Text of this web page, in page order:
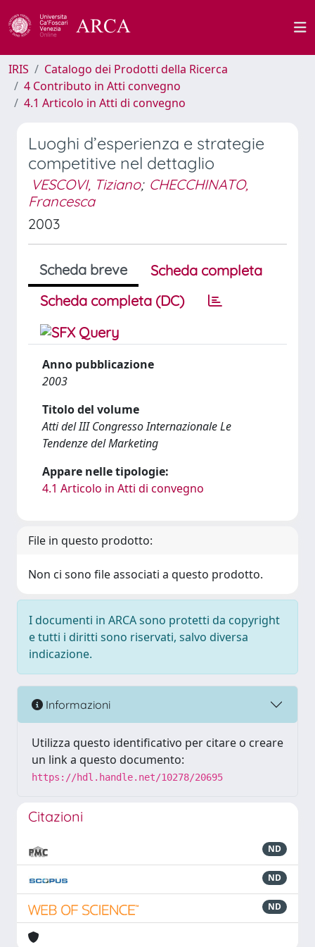
IRIS
Catalogo dei Prodotti della Ricerca
4 Contributo in Atti convegno
4.1 Articolo in Atti di convegno
Luoghi d’esperienza e strategie
competitive nel dettaglio
VESCOVI, Tiziano; CHECCHINATO,
Francesca
2003
Scheda breve
Scheda completa
Scheda completa (DC)
Anno pubblicazione
2003
Titolo del volume
Atti del III Congresso Internazionale Le
Tendenze del Marketing
Appare nelle tipologie:
4.1 Articolo in Atti di convegno
File in questo prodotto:
Non ci sono file associati a questo prodotto.
I documenti in ARCA sono protetti da copyright
e tutti i diritti sono riservati, salvo diversa
indicazione.
Informazioni
Utilizza questo identificativo per citare o creare
un link a questo documento:
https://hdl.handle.net/10278/20695
Citazioni
ND
ND
ND